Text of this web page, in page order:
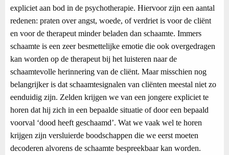
expliciet aan bod in de psychotherapie. Hiervoor zijn een aantal
redenen: praten over angst, woede, of verdriet is voor de cliënt
en voor de therapeut minder beladen dan schaamte. Immers
schaamte is een zeer besmettelijke emotie die ook overgedragen
kan worden op de therapeut bij het luisteren naar de
schaamtevolle herinnering van de cliënt. Maar misschien nog
belangrijker is dat schaamtesignalen van cliënten meestal niet zo
eenduidig zijn. Zelden krijgen we van een jongere expliciet te
horen dat hij zich in een bepaalde situatie of door een bepaald
voorval ‘dood heeft geschaamd’. Wat we vaak wel te horen
krijgen zijn versluierde boodschappen die we eerst moeten
decoderen alvorens de schaamte bespreekbaar kan worden.